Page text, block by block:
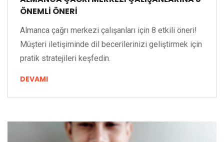
ÖNEMLI ÖNERI
Almanca çağrı merkezi çalışanları için 8 etkili öneri!
Müşteri iletişiminde dil becerilerinizi geliştirmek için
pratik stratejileri keşfedin.
DEVAMI